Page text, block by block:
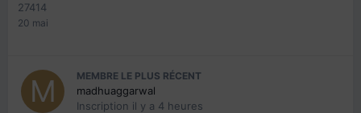
27414
20 mai
MEMBRE LE PLUS RÉCENT
madhuaggarwal
Inscription il y a 4 heures